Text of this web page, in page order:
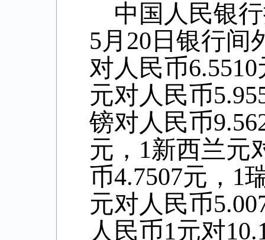
中国人民银
5月 20 日银行间
对人民币6.5510
元对人民币
镑对人民币
元， 1新西兰元
币4.7507元， 1
元对人民币
人民币1元对